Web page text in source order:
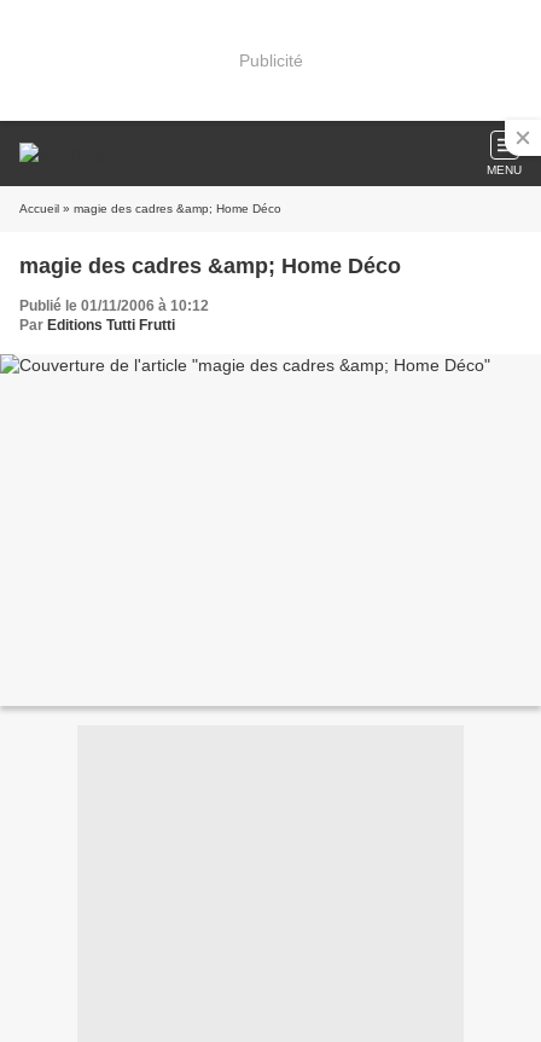
Publicité
MENU
Accueil » magie des cadres &amp; Home Déco
magie des cadres &amp; Home Déco
Publié le 01/11/2006 à 10:12
Par Editions Tutti Frutti